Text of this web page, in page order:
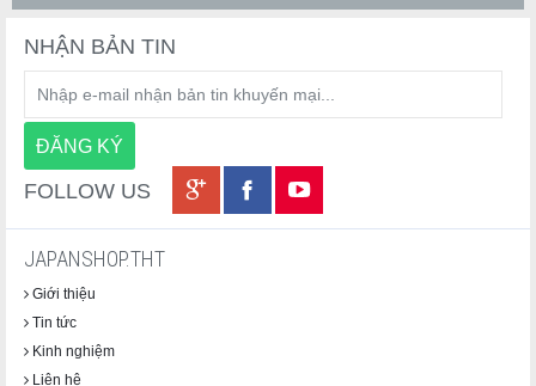
NHẬN BẢN TIN
FOLLOW US
JAPANSHOP.THT
Giới thiệu
Tin tức
Kinh nghiệm
Liên hệ